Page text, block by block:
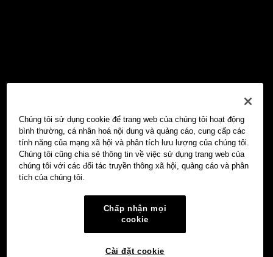
Chúng tôi sử dụng cookie để trang web của chúng tôi hoạt động
bình thường, cá nhân hoá nội dung và quảng cáo, cung cấp các
tính năng của mạng xã hội và phân tích lưu lượng của chúng tôi.
Chúng tôi cũng chia sẻ thông tin về việc sử dụng trang web của
chúng tôi với các đối tác truyền thông xã hội, quảng cáo và phân
tích của chúng tôi.
Chấp nhận mọi
cookie
Cài đặt cookie